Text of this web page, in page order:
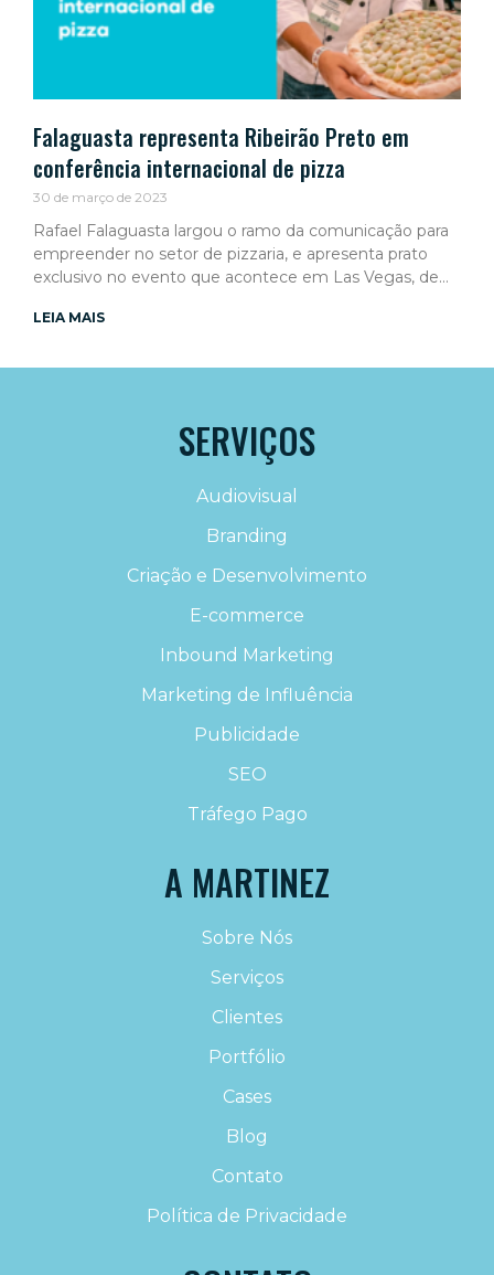
Falaguasta representa Ribeirão Preto em
conferência internacional de pizza
30 de março de 2023
Rafael Falaguasta largou o ramo da comunicação para
empreender no setor de pizzaria, e apresenta prato
exclusivo no evento que acontece em Las Vegas, de
LEIA MAIS
SERVIÇOS
Audiovisual
Branding
Criação e Desenvolvimento
E-commerce
Inbound Marketing
Marketing de Influência
Publicidade
SEO
Tráfego Pago
A MARTINEZ
Sobre Nós
Serviços
Clientes
Portfólio
Cases
Blog
Contato
Política de Privacidade